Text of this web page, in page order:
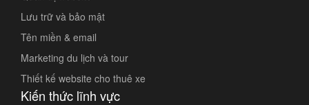
Lưu trữ và bảo mật
Tên miền & email
Marketing du lịch và tour
Thiết kế website cho thuê xe
Kiến thức lĩnh vực